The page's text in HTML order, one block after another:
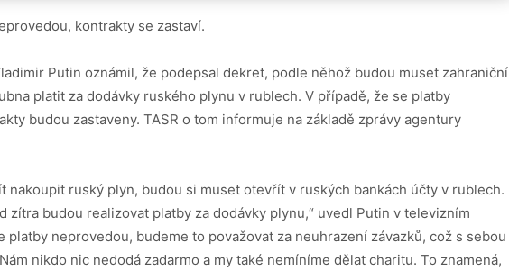
kontrakty se zastaví.
Putin oznámil, že podepsal dekret, podle něhož budou muset zahraniční
platit za dodávky ruského plynu v rublech. V případě, že se platby
budou zastaveny. TASR o tom informuje na základě zprávy agentury
nakoupit ruský plyn, budou si muset otevřít v ruských bankách účty v rublech.
zítra budou realizovat platby za dodávky plynu,“ uvedl Putin v televizním
platby neprovedou, budeme to považovat za neuhrazení závazků, což s sebou
nikdo nic nedodá zadarmo a my také nemíníme dělat charitu. To znamená,